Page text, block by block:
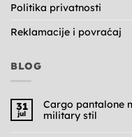
Politika privatnosti
Reklamacije i povraćaj
BLOG
31
jul
Cargo pantalone
military stil